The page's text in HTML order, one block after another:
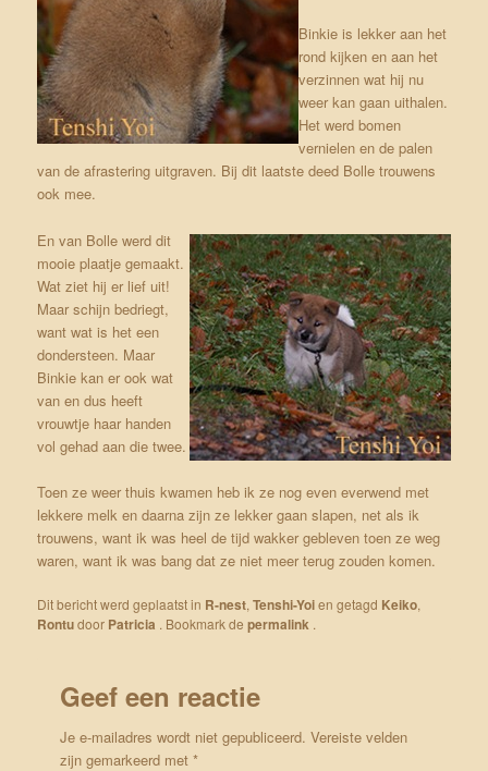
Binkie is lekker aan het
rond kijken en aan het
verzinnen wat hij nu
weer kan gaan uithalen.
Het werd bomen
vernielen en de palen
van de afrastering uitgraven. Bij dit laatste deed Bolle trouwens
ook mee.
En van Bolle werd dit
mooie plaatje gemaakt.
Wat ziet hij er lief uit!
Maar schijn bedriegt,
want wat is het een
dondersteen. Maar
Binkie kan er ook wat
van en dus heeft
vrouwtje haar handen
vol gehad aan die twee.
Toen ze weer thuis kwamen heb ik ze nog even everwend met
lekkere melk en daarna zijn ze lekker gaan slapen, net als ik
trouwens, want ik was heel de tijd wakker gebleven toen ze weg
waren, want ik was bang dat ze niet meer terug zouden komen.
Dit bericht werd geplaatst in R-nest,Tenshi-Yoien getagd Keiko,
Rontudoor Patricia . Bookmark depermalink .
Geef een reactie
Je e-mailadres wordt niet gepubliceerd. Vereiste velden
zijn gemarkeerd met*